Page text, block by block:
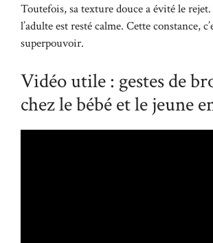
Toutefois, sa texture douce a évité le
l’adulte est resté calme. Cette constance,
superpouvoir.
Vidéo utile : gestes de
chez le bébé et le jeune